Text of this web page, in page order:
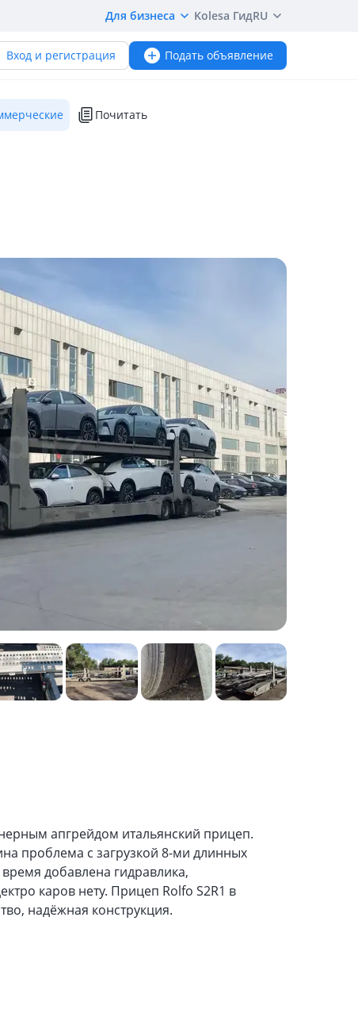
Для бизнеса Kolesa ГидRU
Вход и регистрация Подать объявление
Почитать
апгрейдом итальянский прицеп.
проблема с загрузкой 8-ми длинных
добавлена гидравлика,
каров нету. Прицеп Rolfo S2R1 в
надёжная конструкция.